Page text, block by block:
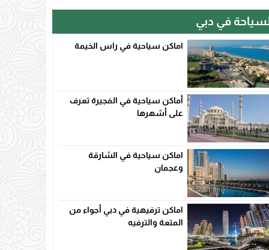
في دبي
اماكن سياحية في راس الخيمة
أماكن سياحية في الفجيرة تعرف
على أشهرها
اماكن سياحية في الشارقة
وعجمان
اماكن ترفيهية في دبي أجواء من
المتعة والترفيه